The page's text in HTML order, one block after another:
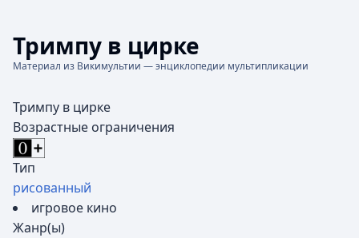
Тримпу в цирке
Материал из Викимультии — энциклопедии мультипликации
Тримпу в цирке
Возрастные ограничения
Тип
рисованный
игровое кино
Жанр(ы)